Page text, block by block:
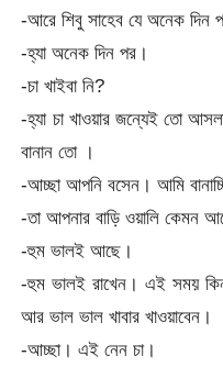
-আরে শিবু সাহেব যে অনেক দিন
-হ্যা অনেক দিন পর।
-চা খাইবা নি?
-হ্যা চা খাওয়ার জন্যেই তো
বানান তো ।
-আচ্ছা আপনি বসেন। আমি
-তা আপনার বাড়ি ওয়ালি কেমন
-হুম ভালই আছে।
-হুম ভালই রাখেন। এই সময়
আর ভাল ভাল খাবার খাওয়াবেন।
-আচ্ছা। এই নেন চা।